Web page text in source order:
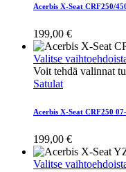
Acerbis X-Seat CRF250/
199,00 €
Valitse
Voit tehdä valinnat
Satulat
Acerbis X-Seat CRF250
199,00 €
Valitse